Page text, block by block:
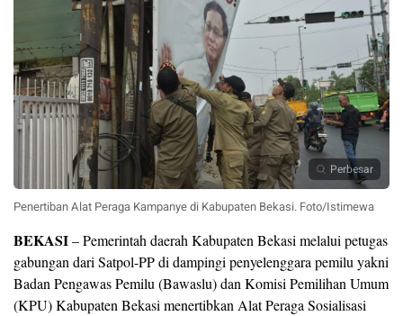
Perbesar
Penertiban Alat Peraga Kampanye di Kabupaten Bekasi. Foto/Istimewa
BEKASI– Pemerintah daerah Kabupaten Bekasi melalui petugas
gabungan dari Satpol-PP di dampingi penyelenggara pemilu yakni
Badan Pengawas Pemilu (Bawaslu) dan Komisi Pemilihan Umum
(KPU) Kabupaten Bekasi menertibkan Alat Peraga Sosialisasi